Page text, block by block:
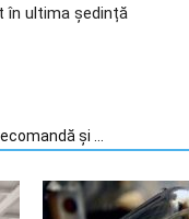
în ultima ședință
și ...